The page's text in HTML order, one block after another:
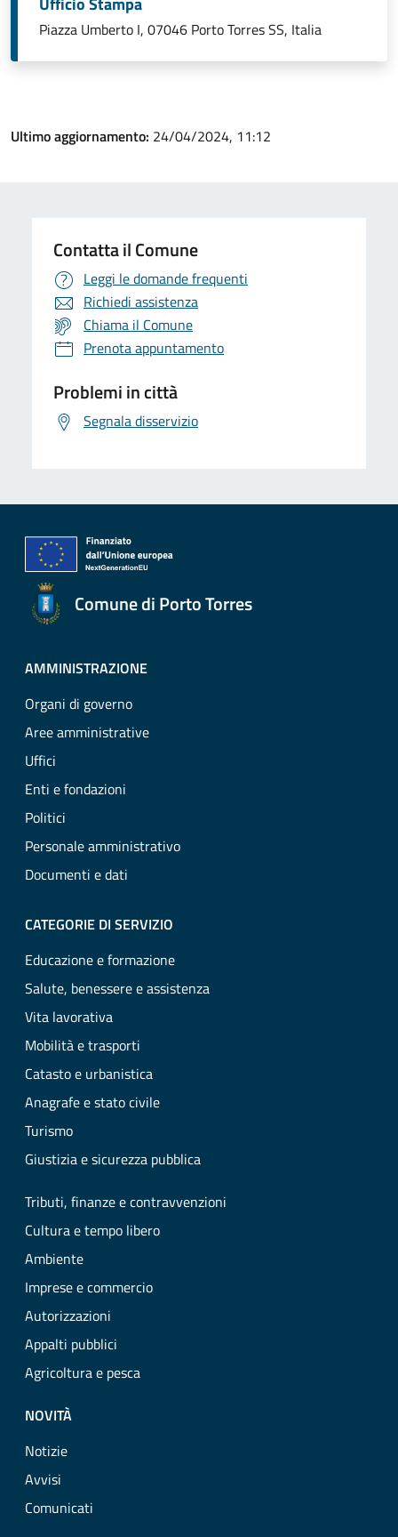
Piazza Umberto I, 07046 Porto Torres SS, Italia
Ultimo aggiornamento: 24/04/2024, 11:12
Contatta il Comune
Leggi le domande frequenti
Richiedi assistenza
Chiama il Comune
Prenota appuntamento
Problemi in città
Segnala disservizio
Comune di Porto Torres
AMMINISTRAZIONE
Organi di governo
Aree amministrative
Uffici
Enti e fondazioni
Politici
Personale amministrativo
Documenti e dati
CATEGORIE DI SERVIZIO
Educazione e formazione
Salute, benessere e assistenza
Vita lavorativa
Mobilità e trasporti
Catasto e urbanistica
Anagrafe e stato civile
Turismo
Giustizia e sicurezza pubblica
Tributi, finanze e contravvenzioni
Cultura e tempo libero
Ambiente
Imprese e commercio
Autorizzazioni
Appalti pubblici
Agricoltura e pesca
NOVITÀ
Notizie
Avvisi
Comunicati